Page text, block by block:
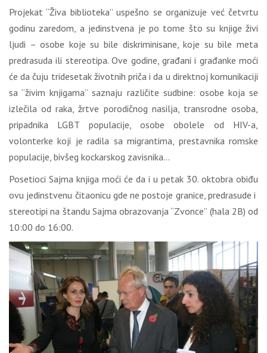
Projekat “Živa biblioteka” uspešno se organizuje već četvrtu
godinu zaredom, a jedinstvena je po tome što su knjige živi
ljudi – osobe koje su bile diskriminisane, koje su bile meta
predrasuda ili stereotipa. Ove godine, građani i građanke moći
će da čuju tridesetak životnih priča i da u direktnoj komunikaciji
sa “živim knjigama” saznaju različite sudbine: osobe koja se
izlečila od raka, žrtve porodičnog nasilja, transrodne osoba,
pripadnika LGBT populacije, osobe obolele od HIV-a,
volonterke koji je radila sa migrantima, prestavnika romske
populacije, bivšeg kockarskog zavisnika…
Posetioci Sajma knjiga moći će da i u petak 30. oktobra obiđu
ovu jedinstvenu čitaonicu gde ne postoje granice, predrasude i
stereotipi na štandu Sajma obrazovanja “Zvonce” (hala 2B) od
10:00 do 16:00.